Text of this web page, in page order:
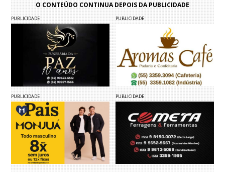
O CONTEÚDO CONTINUA DEPOIS DA PUBLICIDADE
PUBLICIDADE PUBLICIDADE
PUBLICIDADE PUBLICIDADE